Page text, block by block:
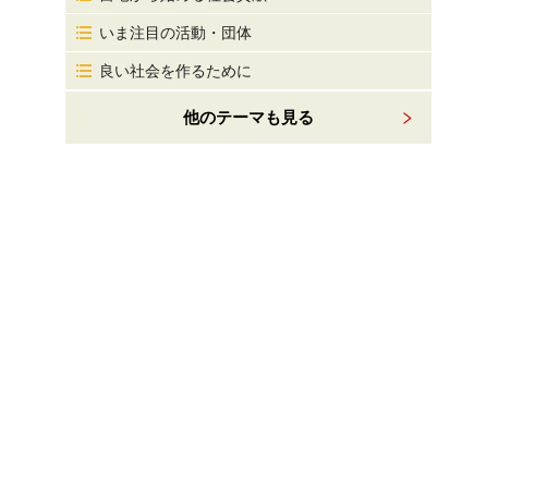
いま注目の活動・団体
良い社会を作るために
他のテーマも見る